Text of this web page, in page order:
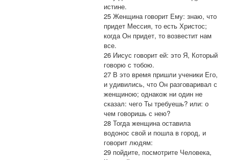
истине.
25 Женщина говорит Ему: знаю, что
придет Мессия, то есть Христос;
когда Он придет, то возвестит нам
все.
26 Иисус говорит ей: это Я, Который
говорю с тобою.
27 В это время пришли ученики Его,
и удивились, что Он разговаривал с
женщиною; однакож ни один не
сказал: чего Ты требуешь? или: о
чем говоришь с нею?
28 Тогда женщина оставила
водонос свой и пошла в город, и
говорит людям:
29 пойдите, посмотрите Человека,